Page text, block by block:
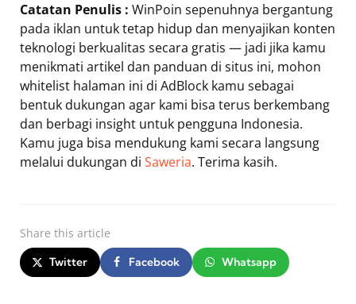
Catatan Penulis : WinPoin sepenuhnya bergantung
pada iklan untuk tetap hidup dan menyajikan konten
teknologi berkualitas secara gratis — jadi jika kamu
menikmati artikel dan panduan di situs ini, mohon
whitelist halaman ini di AdBlock kamu sebagai
bentuk dukungan agar kami bisa terus berkembang
dan berbagi insight untuk pengguna Indonesia.
Kamu juga bisa mendukung kami secara langsung
melalui dukungan di Saweria. Terima kasih.
Share this article
Twitter Facebook Whatsapp